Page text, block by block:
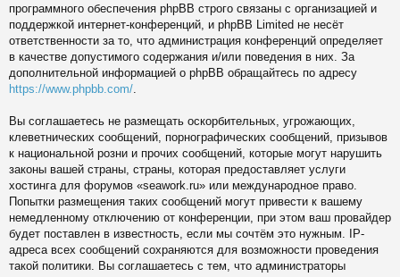
программного обеспечения phpBB строго связаны с организацией и
поддержкой интернет-конференций, и phpBB Limited не несёт
ответственности за то, что администрация конференций определяет
в качестве допустимого содержания и/или поведения в них. За
дополнительной информацией о phpBB обращайтесь по адресу
https://www.phpbb.com/
Вы соглашаетесь не размещать оскорбительных, угрожающих,
клеветнических сообщений, порнографических сообщений, призывов
к национальной розни и прочих сообщений, которые могут нарушить
законы вашей страны, страны, которая предоставляет услуги
хостинга для форумов «seawork.ru» или международное право.
Попытки размещения таких сообщений могут привести к вашему
немедленному отключению от конференции, при этом ваш провайдер
будет поставлен в известность, если мы сочтём это нужным. IP-
адреса всех сообщений сохраняются для возможности проведения
такой политики. Вы соглашаетесь с тем, что администраторы